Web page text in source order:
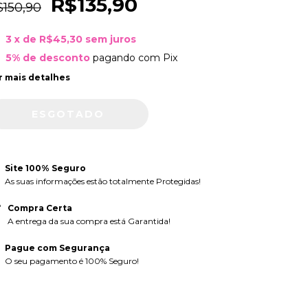
R$135,90
3 x de R$45,30 sem juros
5% de descontopagando com Pix
mais detalhes
Site 100% Seguro
As suas informações estão totalmente Protegidas!
Compra Certa
A entrega da sua compra está Garantida!
Pague com Segurança
O seu pagamento é 100% Seguro!